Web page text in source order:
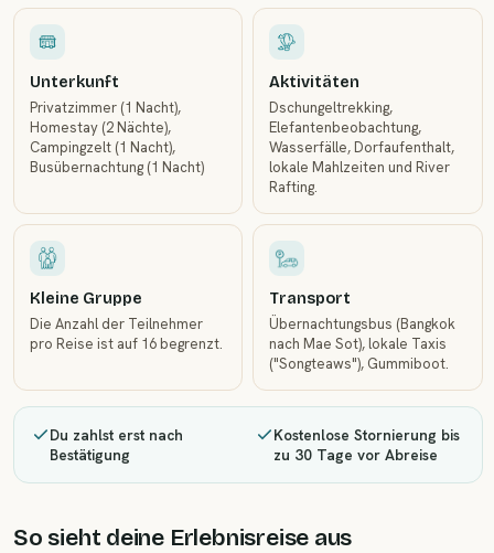
Unterkunft
Privatzimmer (1 Nacht),
Homestay (2 Nächte),
Campingzelt (1 Nacht),
Busübernachtung (1 Nacht)
Aktivitäten
Dschungeltrekking,
Elefantenbeobachtung,
Wasserfälle, Dorfaufenthalt,
lokale Mahlzeiten und River
Rafting.
Kleine Gruppe
Die Anzahl der Teilnehmer
pro Reise ist auf 16 begrenzt.
Transport
Übernachtungsbus (Bangkok
nach Mae Sot), lokale Taxis
("Songteaws"), Gummiboot.
Du zahlst erst nach
Bestätigung
Kostenlose Stornierung bis
zu 30 Tage vor Abreise
So sieht deine Erlebnisreise aus